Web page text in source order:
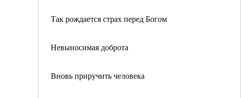
Так рождается страх перед Богом
Невыносимая доброта
Вновь приручить человека